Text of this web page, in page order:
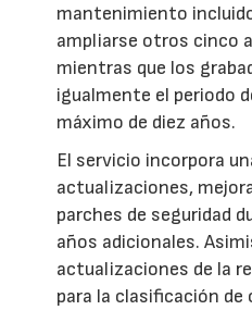
mantenimiento
ampliarse otros cinco
mientras que los
igualmente el periodo
máximo de diez años.
El servicio incorpora
actualizaciones,
parches de seguridad
años adicionales.
actualizaciones de la
para la clasificación